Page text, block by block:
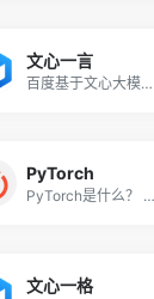
文心一言
百度基于文心大模型技术推出的生成式对话产品
PyTorch
PyTorch是什么？ PyTorch是一...
文心一格